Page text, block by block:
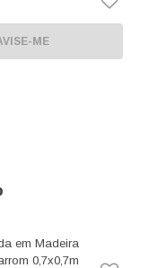
ME
em Madeira
0,7x0,7m